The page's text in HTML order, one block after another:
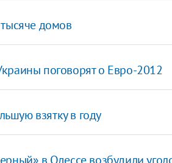
домов
поговорят о Евро-2012
взятку в году
в Одессе возбудили